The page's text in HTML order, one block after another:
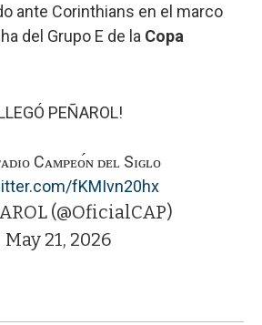
ante Corinthians en el marco
del Grupo E de la Copa
PEÑAROL!
Cᴀᴍᴘᴇᴏ́ɴ ᴅᴇʟ Sɪɢʟᴏ
fKMIvn20hx
(@OficialCAP)
May 21, 2026